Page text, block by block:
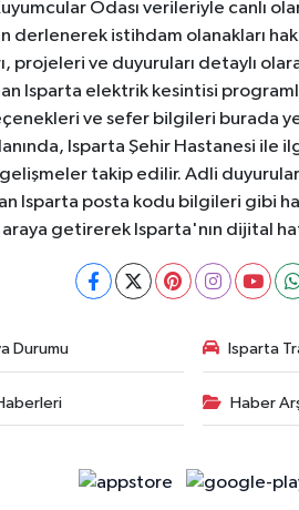
Odası verileriyle canlı
derlenerek istihdam olanakları
projeleri ve duyuruları detaylı
Isparta elektrik kesintisi
ve sefer bilgileri burada
Isparta Şehir Hastanesi
takip edilir. Adli duyurular
Isparta posta kodu bilgileri gibi
getirerek Isparta'nın dijital
Durumu Isparta
Haber